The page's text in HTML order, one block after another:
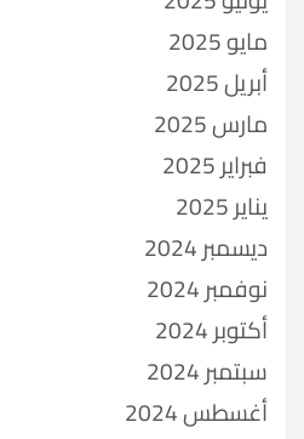
مايو 2025
أبريل 2025
مارس 2025
فبراير 2025
يناير 2025
ديسمبر 2024
نوفمبر 2024
أكتوبر 2024
سبتمبر 2024
أغسطس 2024